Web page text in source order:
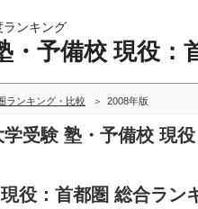
ランキング
・予備校 現役：
ランキング・比較 2008年版
学受験 塾・予備校 現
役：首都圏 総合ラン